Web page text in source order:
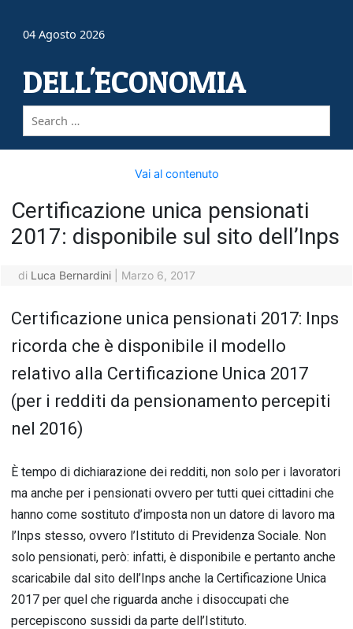
04 Agosto 2026
DELL'ECONOMIA
Vai al contenuto
Certificazione unica pensionati
2017: disponibile sul sito dell’Inps
di Luca Bernardini Marzo 6, 2017
Certificazione unica pensionati 2017: Inps
ricorda che è disponibile il modello
relativo alla Certificazione Unica 2017
(per i redditi da pensionamento percepiti
nel 2016)
È tempo di dichiarazione dei redditi, non solo per i lavoratori
ma anche per i pensionati ovvero per tutti quei cittadini che
hanno come sostituto d’imposta non un datore di lavoro ma
l’Inps stesso, ovvero l’Istituto di Previdenza Sociale. Non
solo pensionati, però: infatti, è disponibile e pertanto anche
scaricabile dal sito dell’Inps anche la Certificazione Unica
2017 per quel che riguarda anche i disoccupati che
percepiscono sussidi da parte dell’Istituto.